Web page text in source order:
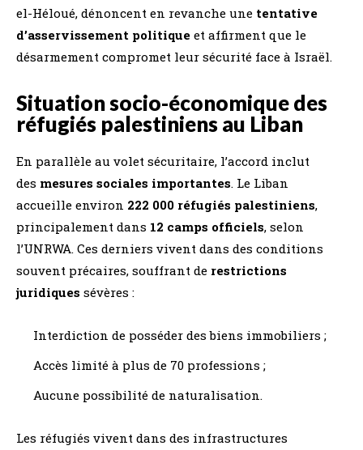
el-Héloué, dénoncent en revanche une tentative
d’asservissement politique et affirment que le
désarmement compromet leur sécurité face à Israël.
Situation socio-économique des
réfugiés palestiniens au Liban
En parallèle au volet sécuritaire, l’accord inclut
des mesures sociales importantes. Le Liban
accueille environ 222 000 réfugiés palestiniens,
principalement dans 12 camps officiels, selon
l’UNRWA. Ces derniers vivent dans des conditions
souvent précaires, souffrant de restrictions
juridiques sévères :
Interdiction de posséder des biens immobiliers ;
Accès limité à plus de 70 professions ;
Aucune possibilité de naturalisation.
Les réfugiés vivent dans des infrastructures